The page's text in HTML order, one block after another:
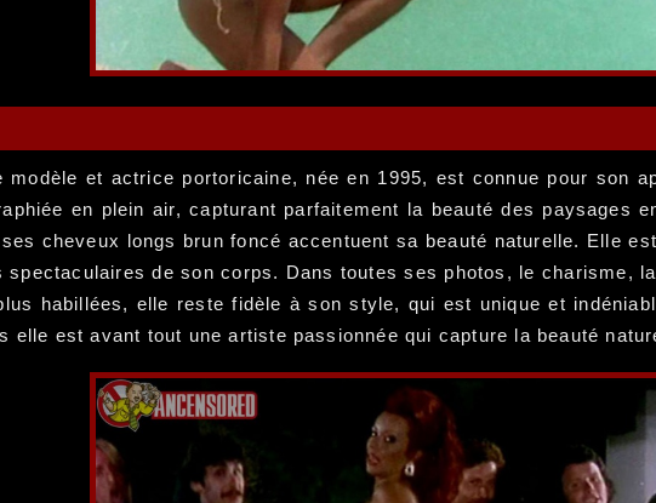
et actrice portoricaine, née en 1995, est connue pour son
en plein air, capturant parfaitement la beauté des paysages
cheveux longs brun foncé accentuent sa beauté naturelle. Elle
de son corps. Dans toutes ses photos, le charisme,
habillées, elle reste fidèle à son style, qui est unique et
elle est avant tout une artiste passionnée qui capture la beauté